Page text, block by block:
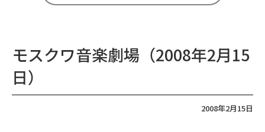
モスクワ音楽劇場（2008年2月15
日）
2008年2月15日